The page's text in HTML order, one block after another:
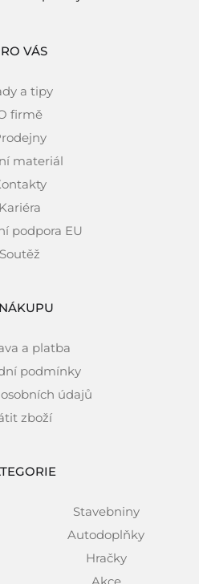
VÁS
a tipy
firmě
materiál
Kariéra
podpora EU
Soutěž
a platba
podmínky
údajů
zboží
Stavebniny
Autodoplňky
Hračky
Akce